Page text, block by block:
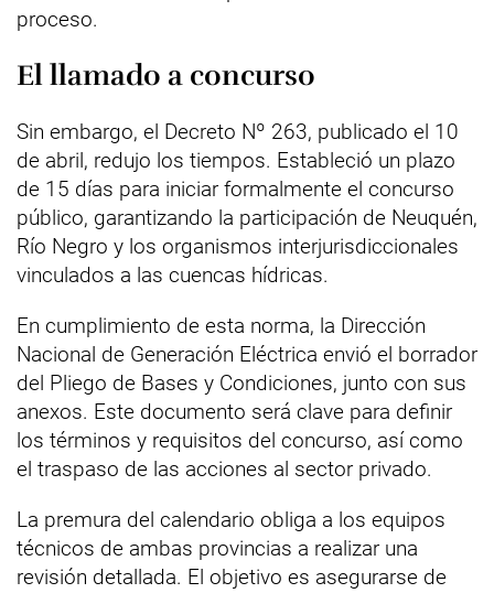
proceso.
El llamado a concurso
Sin embargo, el Decreto Nº 263, publicado el 10
de abril, redujo los tiempos. Estableció un plazo
de 15 días para iniciar formalmente el concurso
público, garantizando la participación de Neuquén,
Río Negro y los organismos interjurisdiccionales
vinculados a las cuencas hídricas.
En cumplimiento de esta norma, la Dirección
Nacional de Generación Eléctrica envió el borrador
del Pliego de Bases y Condiciones, junto con sus
anexos. Este documento será clave para definir
los términos y requisitos del concurso, así como
el traspaso de las acciones al sector privado.
La premura del calendario obliga a los equipos
técnicos de ambas provincias a realizar una
revisión detallada. El objetivo es asegurarse de